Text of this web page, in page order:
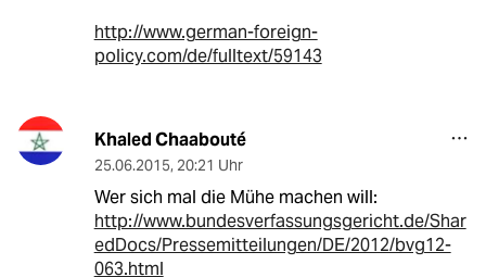
http://www.german-foreign-
policy.com/de/fulltext/59143
Khaled Chaabouté
25.06.2015, 20:21 Uhr
Wer sich mal die Mühe machen will:
http://www.bundesverfassungsgericht.de/Shar
edDocs/Pressemitteilungen/DE/2012/bvg12-
063.html